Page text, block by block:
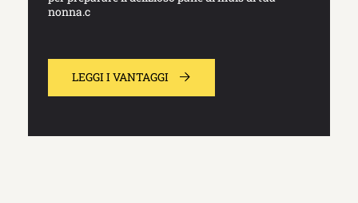
nonna.c
LEGGI I VANTAGGI